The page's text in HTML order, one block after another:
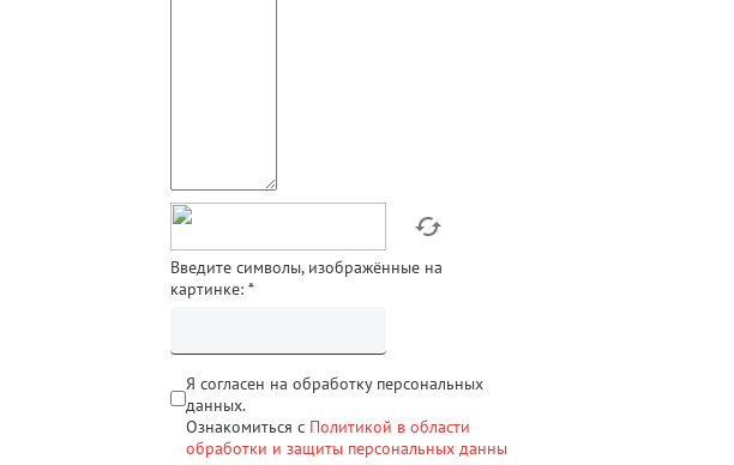
Введите символы, изображённые на
картинке: *
Я согласен на обработку персональных
данных.
Ознакомиться с Политикой в области
обработки и защиты персональных данны